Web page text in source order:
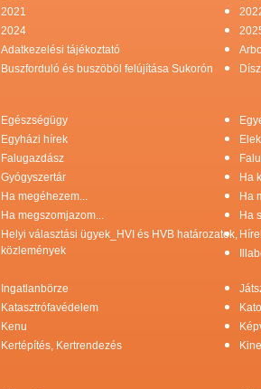
2021
2024
Adatkezelési tájékoztató
Buszforduló és buszöböl felújítása Sukorón
Egészségügy
Egyházi hírek
Falugazdász
Gyógyszertár
Ha
Ha megéhezem...
Ha
Ha megszomjazom...
Ha
Helyi választási ügyek_HVI és HVB határozatok,
közlemények
Ingatlanbörze
Katasztrófavédelem
Kenu
Kertépítés, Kertrendezés